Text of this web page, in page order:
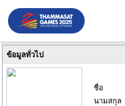
ข้อมูลทั่วไป
ชื่อ
นามสกุล